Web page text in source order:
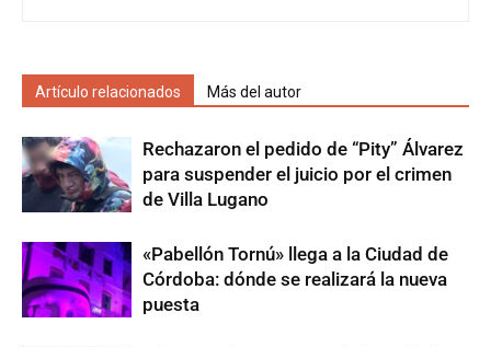
Artículo relacionados Más del autor
Rechazaron el pedido de “Pity” Álvarez
para suspender el juicio por el crimen
de Villa Lugano
«Pabellón Tornú» llega a la Ciudad de
Córdoba: dónde se realizará la nueva
puesta